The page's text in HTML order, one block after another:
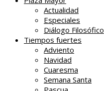
Actualidad
Especiales
Diálogo Filosófico
Tiempos fuertes
Adviento
Navidad
Cuaresma
Semana Santa